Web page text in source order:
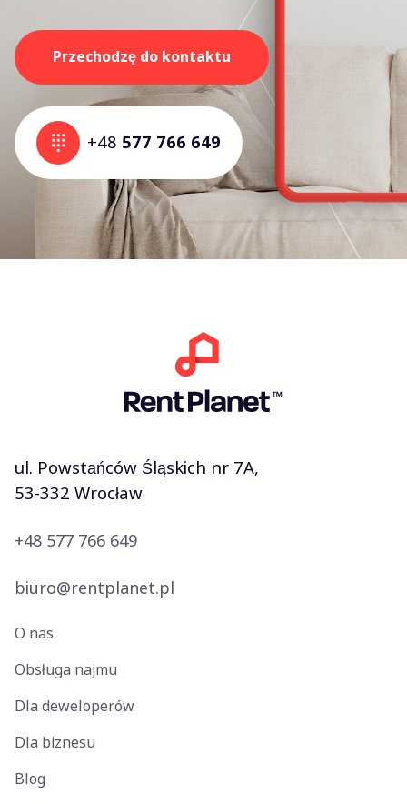
Przechodzę do kontaktu
+48 577 766 649
ul. Powstańców Śląskich nr 7A,
53-332 Wrocław
+48 577 766 649
biuro@rentplanet.pl
O nas
Obsługa najmu
Dla deweloperów
Dla biznesu
Blog